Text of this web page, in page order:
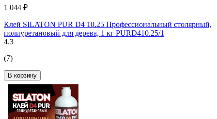
1 044 ₽
Клей SILATON PUR D4 10.25 Профессиональный столярный,
полиуретановый для дерева, 1 кг PURD410.25/1
4.3
(7)
В корзину